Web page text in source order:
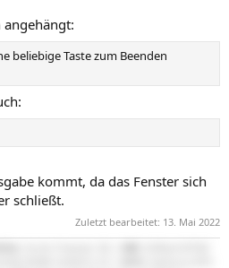
angehängt:
beliebige Taste zum Beenden
kommt, da das Fenster sich
schließt.
Zuletzt bearbeitet: 13. Mai 2022